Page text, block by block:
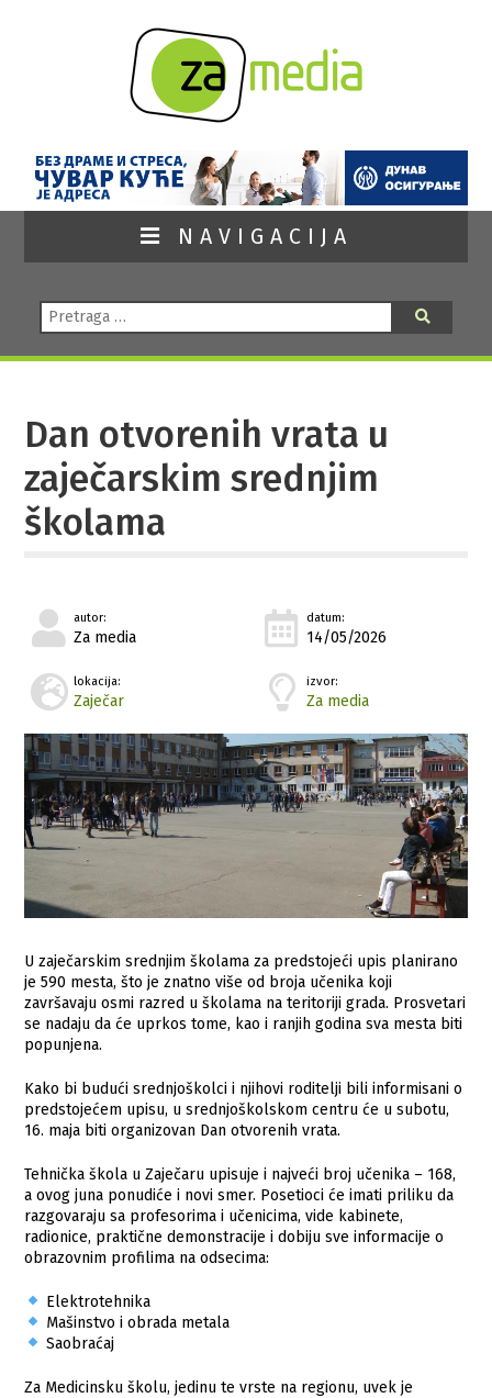
NAVIGACIJA
Pretraga:
Dan otvorenih vrata u
zaječarskim srednjim
školama
autor:
Za media
datum:
14/05/2026
lokacija:
Zaječar
izvor:
Za media
U zaječarskim srednjim školama za predstojeći upis planirano
je 590 mesta, što je znatno više od broja učenika koji
završavaju osmi razred u školama na teritoriji grada. Prosvetari
se nadaju da će uprkos tome, kao i ranjih godina sva mesta biti
popunjena.
Kako bi budući srednjoškolci i njihovi roditelji bili informisani o
predstojećem upisu, u srednjoškolskom centru će u subotu,
16. maja biti organizovan Dan otvorenih vrata.
Tehnička škola u Zaječaru upisuje i najveći broj učenika – 168,
a ovog juna ponudiće i novi smer. Posetioci će imati priliku da
razgovaraju sa profesorima i učenicima, vide kabinete,
radionice, praktične demonstracije i dobiju sve informacije o
obrazovnim profilima na odsecima:
Elektrotehnika
Mašinstvo i obrada metala
Saobraćaj
Za Medicinsku školu, jedinu te vrste na regionu, uvek je